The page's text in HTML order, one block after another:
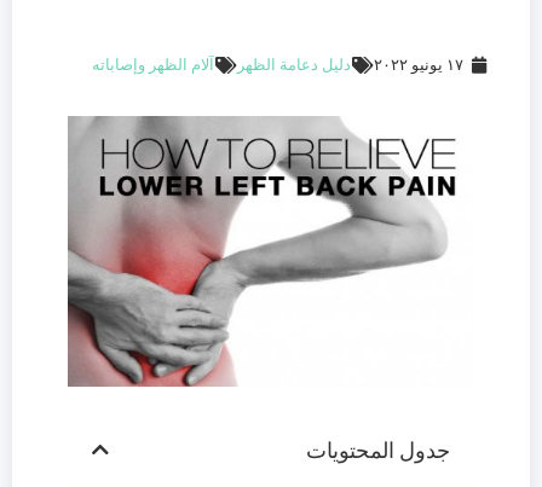
١٧ يونيو ٢٠٢٢ دليل دعامة الظهر آلام الظهر وإصاباته
جدول المحتويات